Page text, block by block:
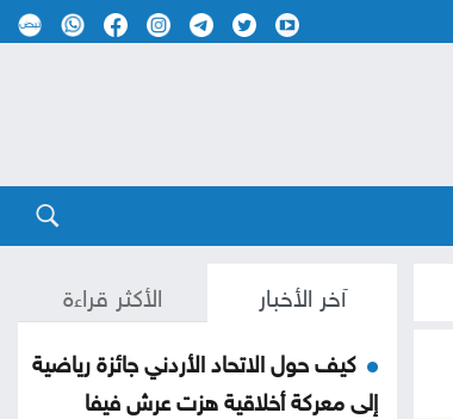
آخر الأخبار الأكثر قراءة
كيف حول الاتحاد الأردني جائزة رياضية
إلى معركة أخلاقية هزت عرش فيفا